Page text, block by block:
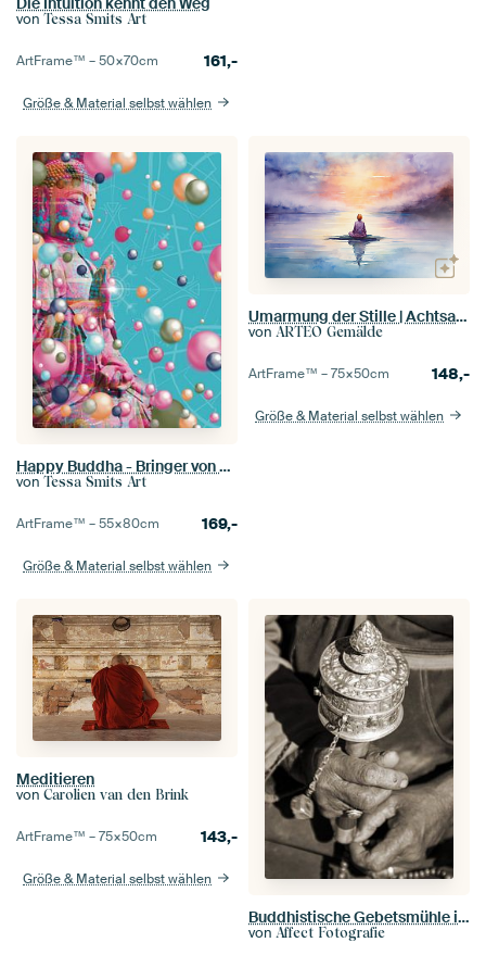
von Tessa Smits Art
ArtFrame™ –50×70cm 161,-
Größe & Material selbst wählen
Happy Buddha - Bringer von Freude und Licht
von Tessa Smits Art
ArtFrame™ –55×80cm 169,-
Größe & Material selbst wählen
Umarmung der Stille | Achtsamkeitsmalerei
von ARTEO Gemälde
ArtFrame™ –75×50cm 148,-
Größe & Material selbst wählen
Meditieren
von Carolien van den Brink
ArtFrame™ –75×50cm 143,-
Größe & Material selbst wählen
Buddhistische Gebetsmühle in Betrieb
von Affect Fotografie